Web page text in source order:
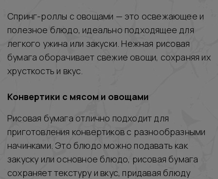
Спринг-роллы с овощами — это освежающее и
полезное блюдо, идеально подходящее для
легкого ужина или закуски. Нежная рисовая
бумага оборачивает свежие овощи, сохраняя их
хрусткость и вкус.
Конвертики с мясом и овощами
Рисовая бумага отлично подходит для
приготовления конвертиков с разнообразными
начинками. Это блюдо можно подавать как
закуску или основное блюдо, рисовая бумага
сохраняет текстуру и вкус, придавая блюду